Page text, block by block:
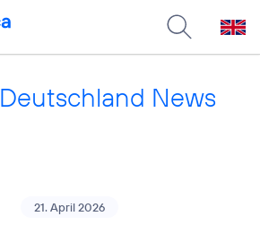
News
21. April 2026